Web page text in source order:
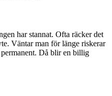
har stannat. Ofta räcker det
Väntar man för länge riskerar
Då blir en billig